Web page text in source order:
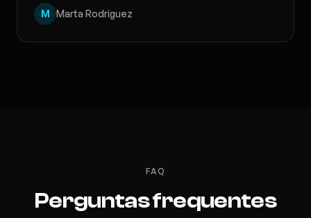
M Marta Rodriguez
FAQ
Perguntas frequentes